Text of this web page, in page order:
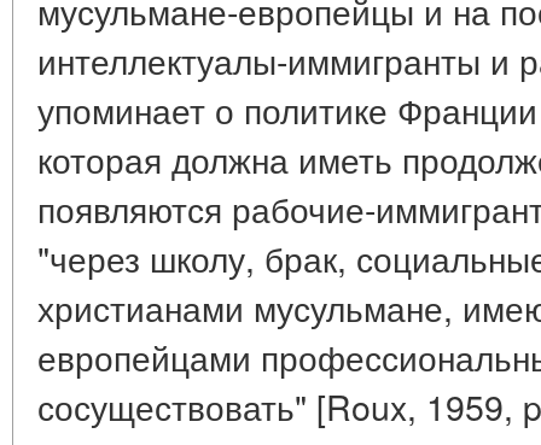
мусульмане-европейцы и на
интеллектуалы-иммигранты и
упоминает о политике
которая должна иметь
появляются рабочие-
"через школу, брак,
христианами мусульмане,
европейцами
сосуществовать" [Roux, 1959,